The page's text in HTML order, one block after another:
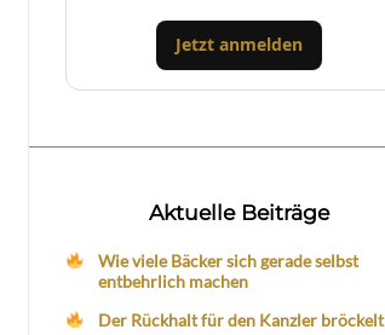
Jetzt anmelden
Aktuelle Beiträge
Wie viele Bäcker sich gerade selbst
entbehrlich machen
Der Rückhalt für den Kanzler bröckelt